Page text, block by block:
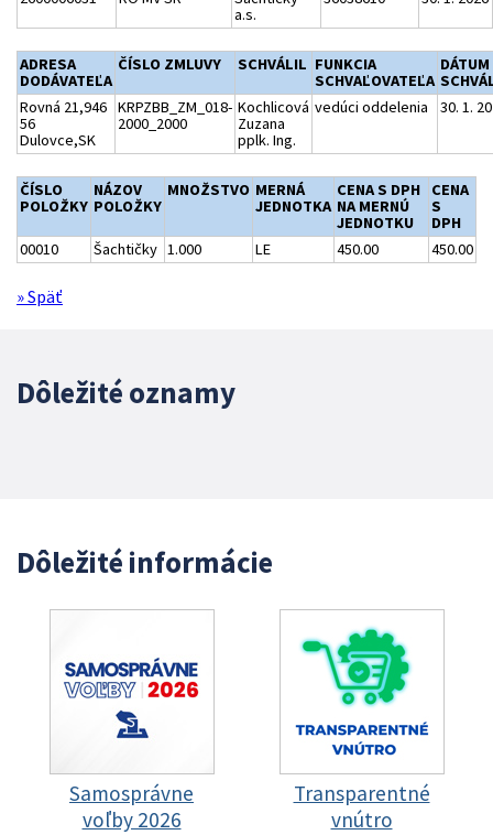
a.s.
ADRESA
DODÁVATEĽA
ČÍSLO ZMLUVY SCHVÁLIL FUNKCIA
SCHVAĽOVATEĽA
DÁTUM
Rovná 21,946
56
Dulovce,SK
KRPZBB_ZM_018-
2000_2000
Kochlicová
Zuzana
pplk. Ing.
vedúci oddelenia 30. 1.
ČÍSLO
POLOŽKY
NÁZOV
POLOŽKY
MNOŽSTVO MERNÁ
JEDNOTKA
CENA S DPH
NA MERNÚ
JEDNOTKU
CENA
S
DPH
00010
Šachtičky 1.000 LE 450.00 450.00
» Späť
Dôležité oznamy
Dôležité informácie
Samosprávne
voľby 2026
Transparentné
vnútro